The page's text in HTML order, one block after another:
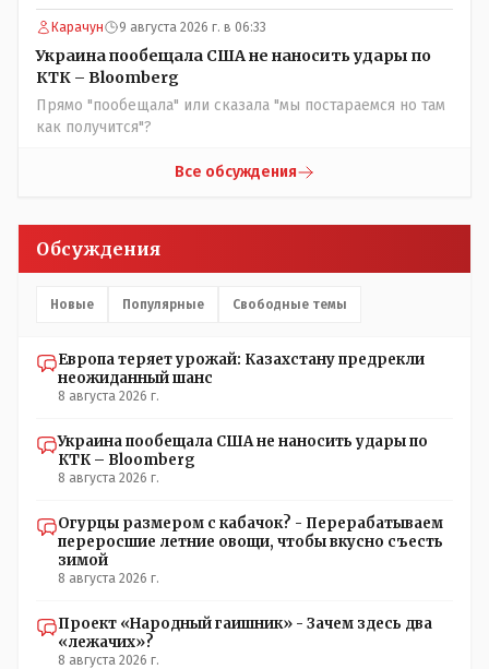
Назарбаева, особенно в части выборов и перевыборов и
некоторых вопросах внутренней политики, и тогда
Назарбай волевым Указом РАСПУСТИЛ этот бунтарский
состав. Имя - Серикболсын Абдильдин вам знакомо -
юывший секретарь ЦК КП Казахстана , впоследствии -
депутат Верховного Совета и Мажлиса и Председатель
партии коммунстов- он в то время и после и причём
НЕОДНОКРАТНО, указывал и многократно на недостатки
Назарбая и предлагал ему самому ДОБРОВОЛЬНО уйти с
Карачун 9 августа 2026 г. в 06:33
Украина пообещала США не наносить удары по
КТК – Bloomberg
Прямо "пообещала" или сказала "мы постараемся но там
как получится"?
Все обсуждения
Обсуждения
Новые Популярные Свободные темы
Европа теряет урожай: Казахстану предрекли
неожиданный шанс
8 августа 2026 г.
Украина пообещала США не наносить удары по
КТК – Bloomberg
8 августа 2026 г.
Огурцы размером с кабачок? - Перерабатываем
переросшие летние овощи, чтобы вкусно съесть
зимой
8 августа 2026 г.
Проект «Народный гаишник» - Зачем здесь два
«лежачих»?
8 августа 2026 г.